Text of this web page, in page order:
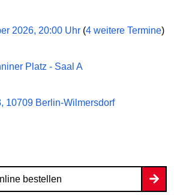
2026, 20:00 Uhr (4 weitere Termine)
Platz - Saal A
10709 Berlin-Wilmersdorf
bestellen